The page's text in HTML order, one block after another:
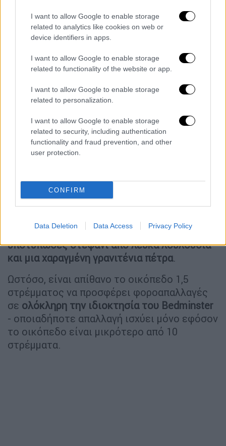
I want to allow Google to enable storage
related to analytics like cookies on web or
device identifiers in apps.
I want to allow Google to enable storage
related to functionality of the website or app.
I want to allow Google to enable storage
related to personalization.
I want to allow Google to enable storage
related to security, including authentication
functionality and fraud prevention, and other
user protection.
CONFIRM
Data Deletion Data Access Privacy Policy
μαυσωλείο στην ιδιοκτησία, προκαλώντας
ορισμένες τοπικές αντιδράσεις.Η πρόταση
αυτή επεκτάθηκε αργότερα σε ένα
νεκροταφείο που θα μπορούσε να περιέχει
πάνω από 1.000 τάφους.
σχέδιο αυτό αργότερα εγκαταλείφθηκε
και αντικαταστάθηκε με ένα σχέδιο
«ιδιωτικό οικογενειακό νεκροταφείο 10
θέσεων» στο ίδιο σημείο και βελτιώθηκε
ξανά σε μια πρόταση για ένα εμπορικό
νεκροταφείο 284 θέσεων, ανέφερε ο
Ιβάνα Τραμπκηδεύτηκε σε οικόπεδο
στο γήπεδο του γκολφ, μετά την κηδεία της
ανάπαυσήςτης σηματοδοτείταιμε ένα
υποτυπώδες στεφάνι από λευκά λουλούδια
και μια χαραγμένη γρανιτένια πέτρα.
Ωστόσο, είναι απίθανο το οικόπεδο 1,5
στρέμματος να προσφέρει φοροαπαλλαγές
σε ολόκληρη την ιδιοκτησία του Bedminster
- οποιαδήποτε απαλλαγή ισχύει μόνο εφόσον
το οικόπεδο είναι μικρότερο από 10
στρέμματα.